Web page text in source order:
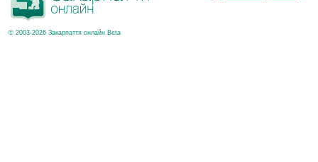
© 2003-2026 Закарпаття онлайн Beta